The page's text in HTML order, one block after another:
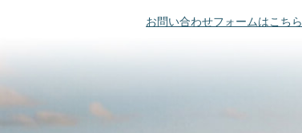
お問い合わせフォームはこちら